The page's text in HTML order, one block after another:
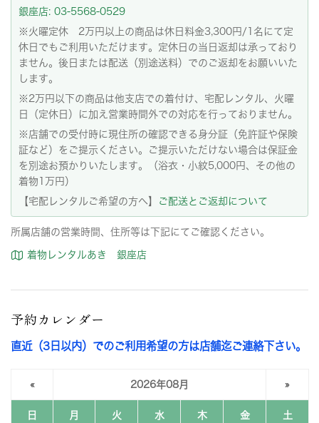
銀座店: 03-5568-0529
※火曜定休 2万円以上の商品は休日料金3,300円/1名にて定
休日でもご利用いただけます。定休日の当日返却は承っており
ません。後日または配送（別途送料）でのご返却をお願いいた
します。
※2万円以下の商品は他支店での着付け、宅配レンタル、火曜
日（定休日）に加え営業時間外での対応を行っておりません。
※店舗での受付時に現住所の確認できる身分証（免許証や保険
証など）をご提示ください。ご提示いただけない場合は保証金
を別途お預かりいたします。（浴衣・小紋5,000円、その他の
着物1万円）
【宅配レンタルご希望の方へ】
ご配送とご返却について
所属店舗の営業時間、住所等は下記にてご確認ください。
着物レンタルあき 銀座店
予約カレンダー
直近（3日以内）でのご利用希望の方は店舗迄ご連絡下さい。
« 2026年08月 »
日 月 火 水 木 金 土